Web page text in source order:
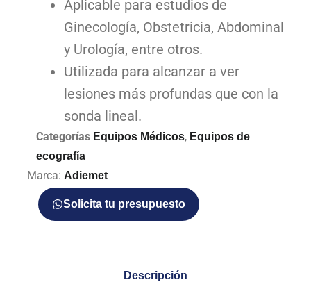
Aplicable para estudios de
Ginecología, Obstetricia, Abdominal
y Urología, entre otros.
Utilizada para alcanzar a ver
lesiones más profundas que con la
sonda lineal.
Categorías Equipos Médicos, Equipos de
ecografía
Marca: Adiemet
Solicita tu presupuesto
Descripción